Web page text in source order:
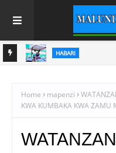
HABARI
Home mapenzi
KWA KUMBAKA KWA ZAMU